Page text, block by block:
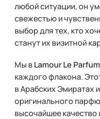
любой ситуации, он
свежестью и
выбор для тех, кто
станут их визитной
Мы вLamour Le Parfum
каждого флакона.
в Арабских Эмиратах
оригинального
высочайшее качество